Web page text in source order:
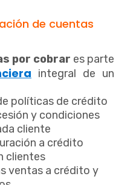
de cuentas
por cobrar es parte
integral de un
políticas de crédito
y condiciones
cliente
a crédito
clientes
ventas a crédito y